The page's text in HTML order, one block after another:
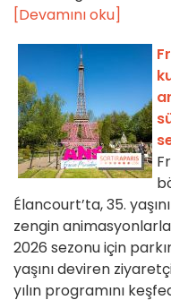
[Devamını oku]
Élancourt’ta, 35.
zengin
2026 sezonu için
yaşını deviren
yılın programını